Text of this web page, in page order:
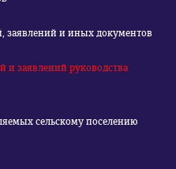
и иных документов
заявлений руководства
сельскому поселению